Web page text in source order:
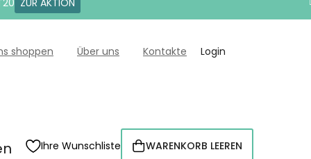
ZUR AKTION
shoppen Über uns Kontakte Login
Ihre Wunschliste WARENKORB
WARENKORB LEEREN